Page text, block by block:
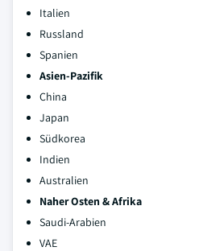
Italien
Russland
Spanien
Asien-Pazifik
China
Japan
Südkorea
Indien
Australien
Naher Osten & Afrika
Saudi-Arabien
VAE